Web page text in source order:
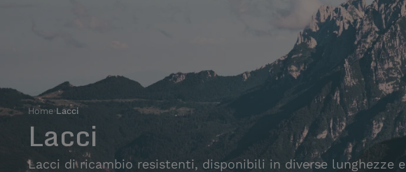
Home›Lacci
Lacci
Lacci di ricambio resistenti, disponibili in diverse lunghezze e